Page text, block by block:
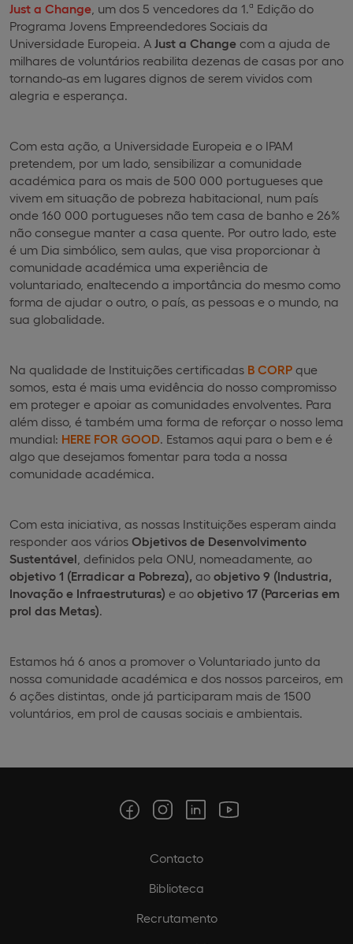
Just a Change , um dos 5 vencedores da 1.ª Edição do
Programa Jovens Empreendedores Sociais da
Universidade Europeia. A Just a Change com a ajuda de
milhares de voluntários reabilita dezenas de casas por ano
tornando-as em lugares dignos de serem vividos com
alegria e esperança.
Com esta ação, a Universidade Europeia e o IPAM
pretendem, por um lado, sensibilizar a comunidade
académica para os mais de 500 000 portugueses que
vivem em situação de pobreza habitacional, num país
onde 160 000 portugueses não tem casa de banho e 26%
não consegue manter a casa quente. Por outro lado, este
é um Dia simbólico, sem aulas, que visa proporcionar à
comunidade académica uma experiência de
voluntariado, enaltecendo a importância do mesmo como
forma de ajudar o outro, o país, as pessoas e o mundo, na
sua globalidade.
Na qualidade de Instituições certificadas B CORP que
somos, esta é mais uma evidência do nosso compromisso
em proteger e apoiar as comunidades envolventes. Para
além disso, é também uma forma de reforçar o nosso lema
mundial: HERE FOR GOOD. Estamos aqui para o bem e é
algo que desejamos fomentar para toda a nossa
comunidade académica.
Com esta iniciativa, as nossas Instituições esperam ainda
responder aos vários Objetivos de Desenvolvimento
Sustentável , definidos pela ONU, nomeadamente, ao
objetivo 1 (Erradicar a Pobreza), ao objetivo 9 (Industria,
Inovação e Infraestruturas) e ao objetivo 17 (Parcerias em
prol das Metas).
Estamos há 6 anos a promover o Voluntariado junto da
nossa comunidade académica e dos nossos parceiros, em
6 ações distintas, onde já participaram mais de 1500
voluntários, em prol de causas sociais e ambientais.
Contacto
Biblioteca
Recrutamento